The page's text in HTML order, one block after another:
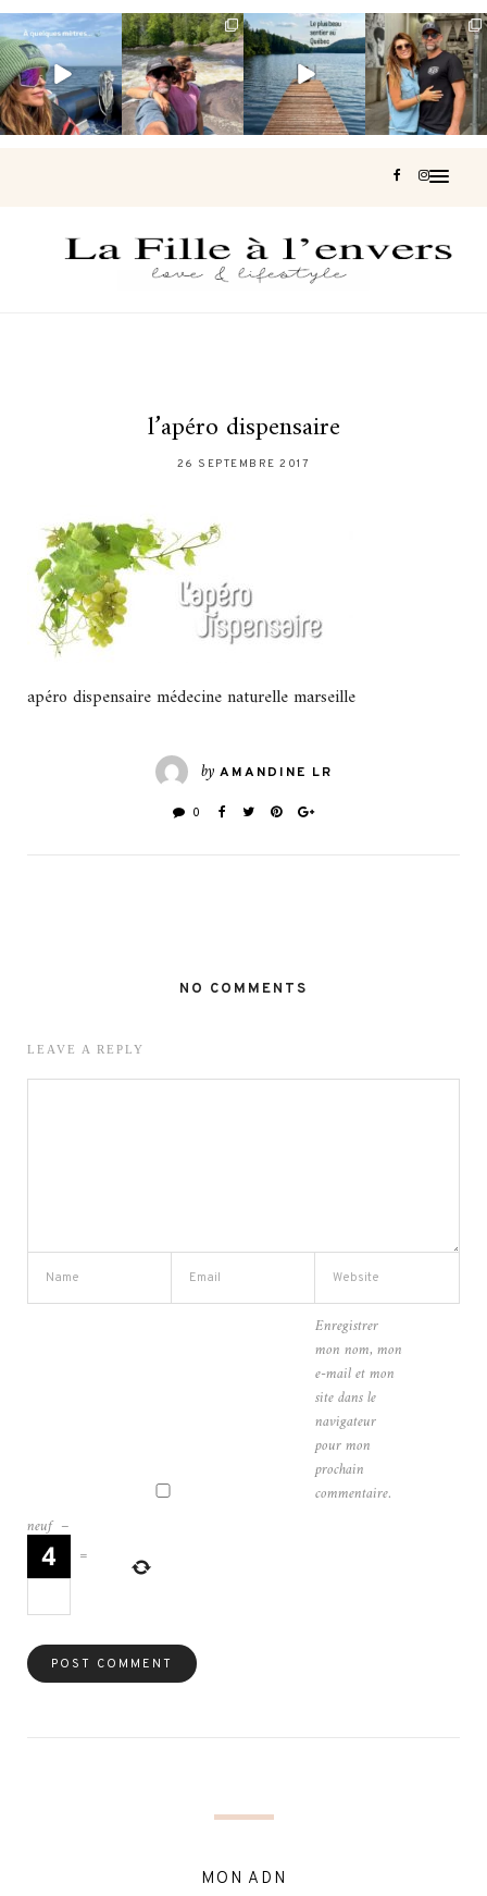
Voir une baleine
en photo, c’est
impressionnant
🐋...
Les Laurentides,
le Québec
version nature.
...
Et si je te disais
qu’il existe un
sentier où tu...
126 37
Montréal, une
très belle
surprise 🇨🇦
442
l’apéro dispensaire
26 SEPTEMBRE 2017
apéro dispensaire médecine naturelle marseille
by AMANDINE LR
0
NO COMMENTS
LEAVE A REPLY
Enregistrer
mon nom, mon
e-mail et mon
site dans le
navigateur
pour mon
prochain
commentaire.
neuf −
=
MON ADN